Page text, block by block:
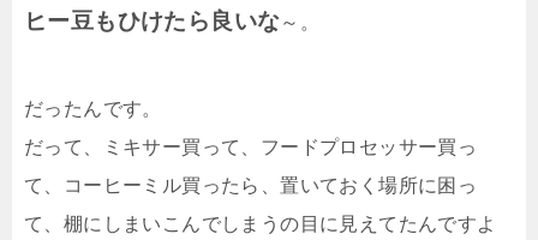
ヒー豆もひけたら良いな～。
だったんです。
だって、ミキサー買って、フードプロセッサー買っ
て、コーヒーミル買ったら、置いておく場所に困っ
て、棚にしまいこんでしまうの目に見えてたんですよ